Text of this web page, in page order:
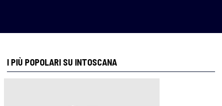
I PIÙ POPOLARI SU INTOSCANA